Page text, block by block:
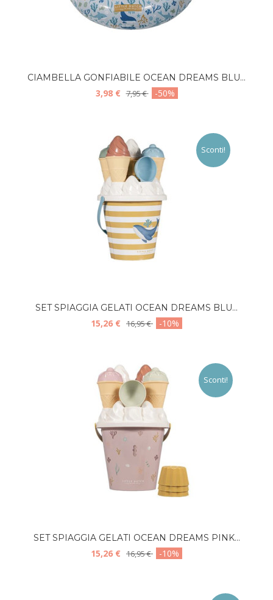
CIAMBELLA GONFIABILE OCEAN DREAMS BLU...
3,98 € 7,95 € -50%
Sconti!
SET SPIAGGIA GELATI OCEAN DREAMS BLU...
15,26 € 16,95 € -10%
Sconti!
SET SPIAGGIA GELATI OCEAN DREAMS PINK...
15,26 € 16,95 € -10%